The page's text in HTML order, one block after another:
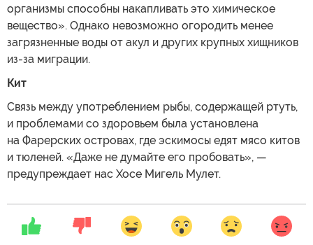
организмы способны накапливать это химическое
вещество». Однако невозможно огородить менее
загрязненные воды от акул и других крупных хищников
из-за миграции.
Кит
Связь между употреблением рыбы, содержащей ртуть,
и проблемами со здоровьем была установлена
на Фарерских островах, где эскимосы едят мясо китов
и тюленей. «Даже не думайте его пробовать», —
предупреждает нас Хосе Мигель Мулет.